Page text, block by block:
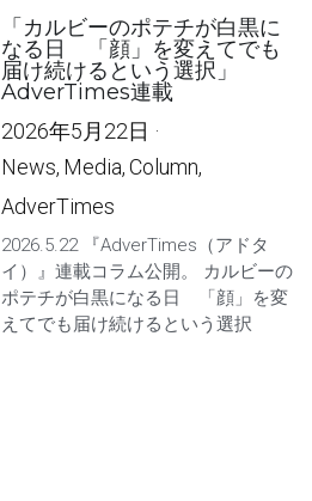
「カルビーのポテチが白黒に
なる日 「顔」を変えてでも
届け続けるという選択」
AdverTimes連載
2026年5月22日 ·
News, Media, Column,
AdverTimes
2026.5.22 『AdverTimes（アドタ
イ）』連載コラム公開。 カルビーの
ポテチが白黒になる日 「顔」を変
えてでも届け続けるという選択